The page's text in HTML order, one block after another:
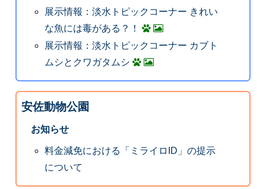
展示情報：淡水トピックコーナー きれい
な魚には毒がある？！
展示情報：淡水トピックコーナー カブト
ムシとクワガタムシ
安佐動物公園
お知らせ
料金減免における「ミライロID」の提示
について